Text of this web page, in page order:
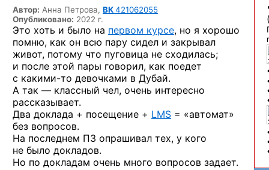
Автор: Анна Петрова, ВК421062055
Опубликовано: 2022 г.
Это хоть и было на первом курсе, но я хорошо
помню, как он всю пару сидел и закрывал
живот, потому что пуговица не сходилась;
и после этой пары говорил, как поедет
с какими-то девочками в Дубай.
А так — классный чел, очень интересно
рассказывает.
Два доклада + посещение + LMS = «автомат»
без вопросов.
На последнем ПЗ опрашивал тех, у кого
не было докладов.
Но по докладам очень много вопросов задает.